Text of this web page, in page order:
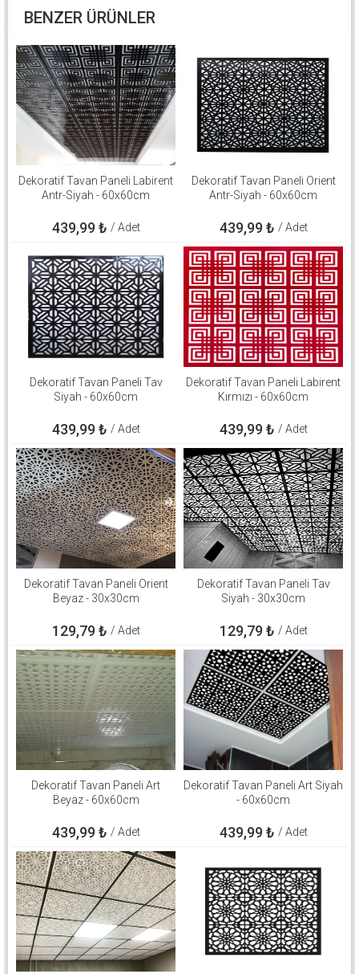
BENZER ÜRÜNLER
Dekoratif Tavan Paneli Labirent
Antr-Siyah - 60x60cm
439,99₺ / Adet
Dekoratif Tavan Paneli Orient
Antr-Siyah - 60x60cm
439,99₺ / Adet
Dekoratif Tavan Paneli Tav
Siyah - 60x60cm
439,99₺ / Adet
Dekoratif Tavan Paneli Labirent
Kırmızı - 60x60cm
439,99₺ / Adet
Dekoratif Tavan Paneli Orient
Beyaz - 30x30cm
129,79₺ / Adet
Dekoratif Tavan Paneli Tav
Siyah - 30x30cm
129,79₺ / Adet
Dekoratif Tavan Paneli Art
Beyaz - 60x60cm
439,99₺ / Adet
Dekoratif Tavan Paneli Art Siyah
- 60x60cm
439,99₺ / Adet